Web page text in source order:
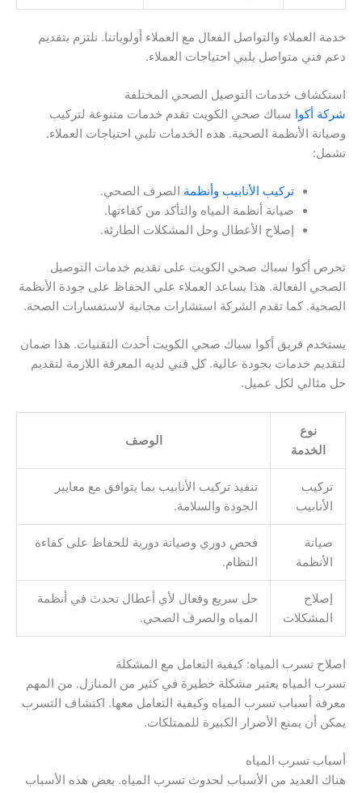
خدمة العملاء والتواصل الفعال مع العملاء أولوياتنا. نلتزم بتقديم
دعم فني متواصل يلبي احتياجات العملاء.
استكشاف خدمات التوصيل الصحي المختلفة
شركة أكوا سباك صحي الكويت تقدم خدمات متنوعة لتركيب
وصيانة الأنظمة الصحية. هذه الخدمات تلبي احتياجات العملاء.
تشمل:
تركيب الأنابيب وأنظمة الصرف الصحي.
صيانة أنظمة المياه والتأكد من كفاءتها.
إصلاح الأعطال وحل المشكلات الطارئة.
تحرص أكوا سباك صحي الكويت على تقديم خدمات التوصيل
الصحي الفعالة. هذا يساعد العملاء على الحفاظ على جودة الأنظمة
الصحية. كما تقدم الشركة استشارات مجانية لاستفسارات الصحة.
يستخدم فريق أكوا سباك صحي الكويت أحدث التقنيات. هذا ضمان
لتقديم خدمات بجودة عالية. كل فني لديه المعرفة اللازمة لتقديم
حل مثالي لكل عميل.
نوع
الخدمة
الوصف
تركيب
الأنابيب
تنفيذ تركيب الأنابيب بما يتوافق مع معايير
الجودة والسلامة.
صيانة
الأنظمة
فحص دوري وصيانة دورية للحفاظ على كفاءة
النظام.
إصلاح
المشكلات
حل سريع وفعال لأي أعطال تحدث في أنظمة
المياه والصرف الصحي.
اصلاح تسرب المياه: كيفية التعامل مع المشكلة
تسرب المياه يعتبر مشكلة خطيرة في كثير من المنازل. من المهم
معرفة أسباب تسرب المياه وكيفية التعامل معها. اكتشاف التسرب
يمكن أن يمنع الأضرار الكبيرة للممتلكات.
أسباب تسرب المياه
هناك العديد من الأسباب لحدوث تسرب المياه. بعض هذه الأسباب